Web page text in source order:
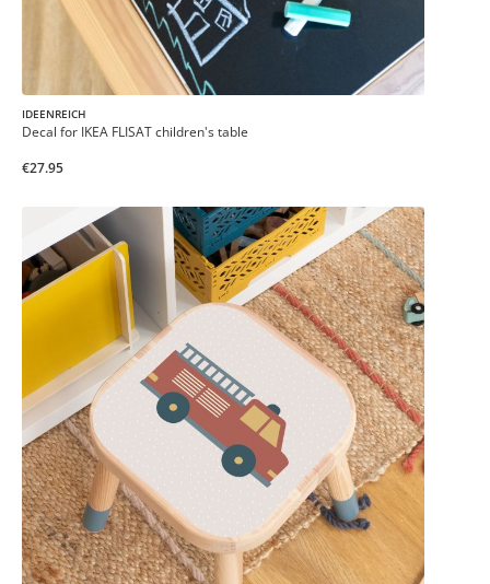
IDEENREICH
Decal for IKEA FLISAT children's table
€27.95